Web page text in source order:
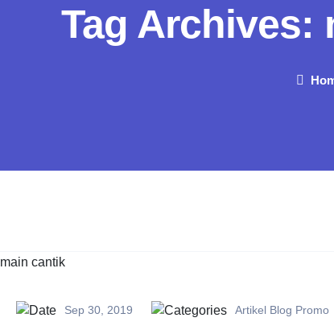
Tag Archives:
Sep 30, 2019 Artikel Blog Promo